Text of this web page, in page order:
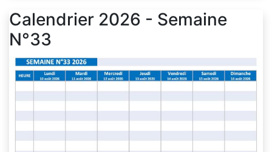
Calendrier 2026 - Semaine
N°33